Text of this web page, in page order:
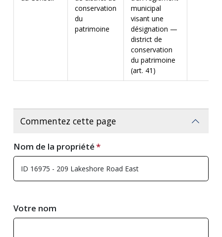
conservation
du
patrimoine
municipal
visant une
désignation —
district de
conservation
du patrimoine
(art. 41)
Commentez cette page
Nom de la propriété
Votre nom